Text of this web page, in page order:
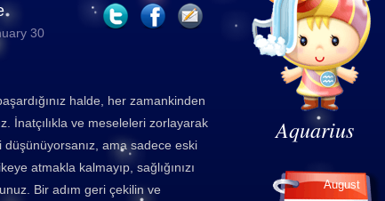
Aquarius
August
30
halde, her zamankinden
İnatçılıkla ve meseleleri zorlayarak
düşünüyorsanız, ama sadece eski
atmakla kalmayıp, sağlığınızı
Bir adım geri çekilin ve